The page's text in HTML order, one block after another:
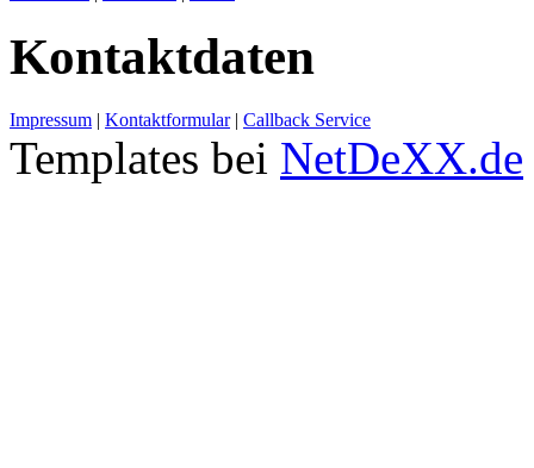
Kontaktdaten
Impressum | Kontaktformular| Callback Service
Templates bei NetDeXX.de